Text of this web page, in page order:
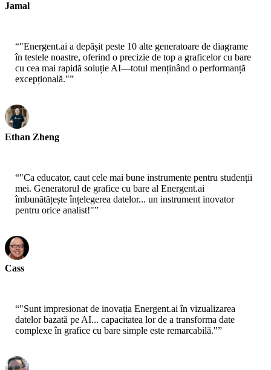
Jamal
“"Energent.ai a depășit peste 10 alte generatoare de diagrame
în testele noastre, oferind o precizie de top a graficelor cu bare
cu cea mai rapidă soluție AI—totul menținând o performanță
excepțională."”
Ethan Zheng
“"Ca educator, caut cele mai bune instrumente pentru studenții
mei. Generatorul de grafice cu bare al Energent.ai
îmbunătățește înțelegerea datelor... un instrument inovator
pentru orice analist!"”
Cass
“"Sunt impresionat de inovația Energent.ai în vizualizarea
datelor bazată pe AI... capacitatea lor de a transforma date
complexe în grafice cu bare simple este remarcabilă."”